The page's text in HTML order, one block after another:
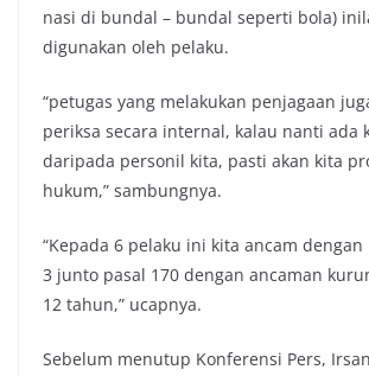
nasi di bundal – bundal seperti bola)
digunakan oleh pelaku.
“petugas yang melakukan penjagaan
periksa secara internal, kalau nanti ada
daripada personil kita, pasti akan kita
hukum,” sambungnya.
“Kepada 6 pelaku ini kita ancam dengan
3 junto pasal 170 dengan ancaman
12 tahun,” ucapnya.
Sebelum menutup Konferensi Pers,